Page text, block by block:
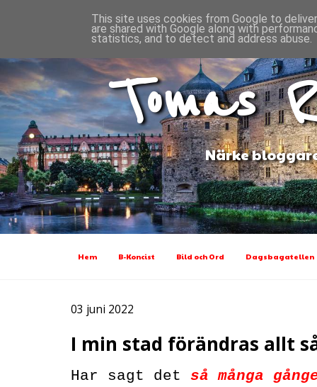
Tomas
Närke
Hem B-Koncist Bild och Ord Dagsbagatellen
03 juni 2022
I min stad förändras allt
Har sagt det så många
This site uses cookies from Google to
are shared with Google along with
statistics, and to detect and address abuse.